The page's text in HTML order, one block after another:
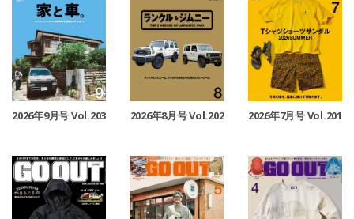
2026年9月号 Vol.203 2026年8月号 Vol.202 2026年7月号 Vol.201